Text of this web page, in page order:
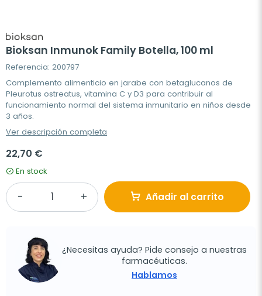
Bioksan Inmunok Family Botella, 100 ml
Referencia: 200797
Complemento alimenticio en jarabe con betaglucanos de
Pleurotus ostreatus, vitamina C y D3 para contribuir al
funcionamiento normal del sistema inmunitario en niños desde
3 años.
Ver descripción completa
22,70 €
En stock
Añadir al carrito
¿Necesitas ayuda? Pide consejo a nuestras
farmacéuticas.
Hablamos